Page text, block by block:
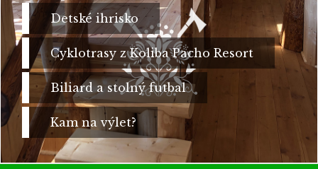
Detské ihrisko
Cyklotrasy z Koliba Pacho Resort
Biliard a stolný futbal
Kam na výlet?